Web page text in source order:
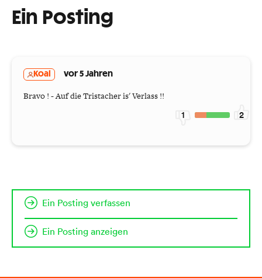
Ein Posting
Koal vor 5 Jahren
Bravo ! - Auf die Tristacher is' Verlass !!
1 2
Ein Posting verfassen
Ein Posting anzeigen